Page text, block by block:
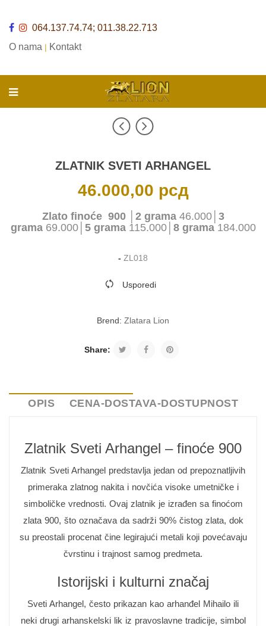
064.137.74.74; 011.38.22.713
O nama | Kontakt
ZLATNIK SVETI ARHANGEL
46.000,00 рсд
Zlato finoće 900│ 2 grama46.000│ 3
grama69.000│ 5 grama115.000│ 8 grama 184.000
- ZL018
Usporedi
Brend: Zlatara Lion
Share:
OPIS CENA-DOSTAVA-DOSTUPNOST
Zlatnik Sveti Arhangel – finoće 900
Zlatnik Sveti Arhangel predstavlja jedan od prepoznatljivih
primeraka zlatnog nakita i novčića visoke umetničke i
simboličke vrednosti. Ovaj zlatnik je izrađen sa finoćom
zlata 900, što označava da sadrži 90% čistog zlata, dok
su preostali procenat čine legirajući metali koji povećavaju
čvrstinu i trajnost samog predmeta.
Istorijski i kulturni značaj
Sveti Arhangel, često prikazan kao arhanđel Mihailo ili
neki drugi arhanskelski lik iz pravoslavne tradicije, simbol